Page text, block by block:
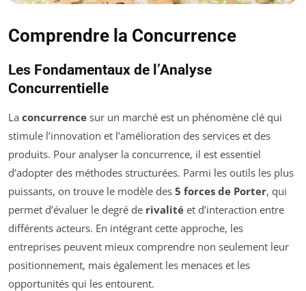
Comprendre la Concurrence
Les Fondamentaux de l’Analyse
Concurrentielle
La concurrence sur un marché est un phénomène clé qui
stimule l’innovation et l’amélioration des services et des
produits. Pour analyser la concurrence, il est essentiel
d’adopter des méthodes structurées. Parmi les outils les plus
puissants, on trouve le modèle des 5 forces de Porter, qui
permet d’évaluer le degré de rivalité et d’interaction entre
différents acteurs. En intégrant cette approche, les
entreprises peuvent mieux comprendre non seulement leur
positionnement, mais également les menaces et les
opportunités qui les entourent.